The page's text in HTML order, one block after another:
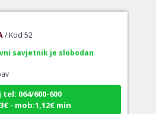
/ Kod 52
savjetnik je slobodan
tel: 064/600-600
- mob:1,12€ min